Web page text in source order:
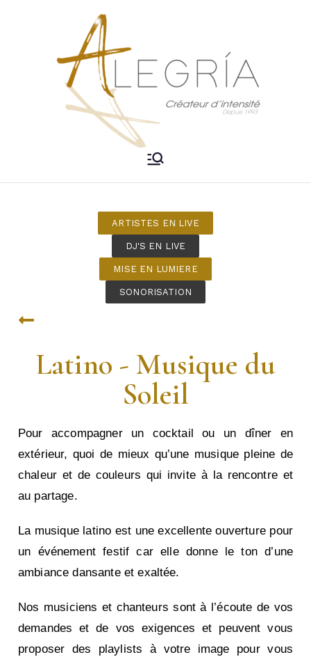
ALEGRIA –
DJ Mariage
Bordeaux
Créateur d'intensité
ARTISTES EN LIVE
DJ'S EN LIVE
MISE EN LUMIERE
SONORISATION
Latino - Musique du
Soleil
Pour accompagner un cocktail ou un dîner en
extérieur, quoi de mieux qu’une musique pleine de
chaleur et de couleurs qui invite à la rencontre et
au partage.
La musique latino est une excellente ouverture pour
un événement festif car elle donne le ton d’une
ambiance dansante et exaltée.
Nos musiciens et chanteurs sont à l’écoute de vos
demandes et de vos exigences et peuvent vous
proposer des playlists à votre image pour vous